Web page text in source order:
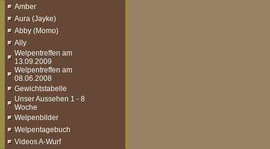
Amber
Aura (Jayke)
Abby (Momo)
Ally
Welpentreffen am
13.09.2009
Welpentreffen am
08.06.2008
Gewichtstabelle
Unser Aussehen 1 - 8
Woche
Welpenbilder
Welpentagebuch
Videos A-Wurf